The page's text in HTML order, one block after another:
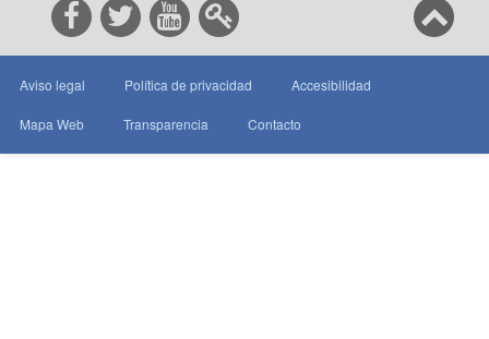
Aviso legal Política de privacidad Accesibilidad
Mapa Web Transparencia Contacto